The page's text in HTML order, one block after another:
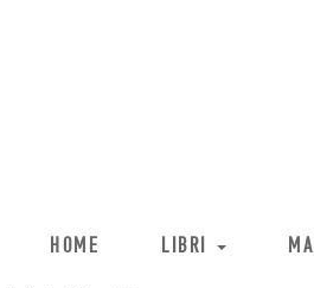
HOME LIBRI